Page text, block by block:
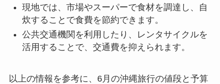
現地では、市場やスーパーで食材を調達し、自
炊することで食費を節約できます。
公共交通機関を利用したり、レンタサイクルを
活用することで、交通費を抑えられます。
以上の情報を参考に、6月の沖縄旅行の値段と予算